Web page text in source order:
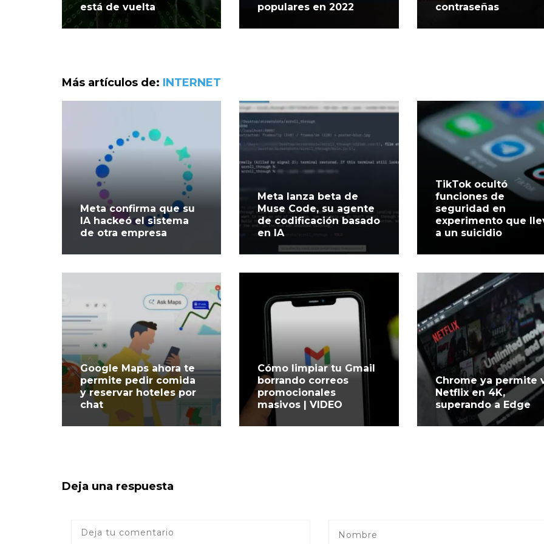
está de vuelta
populares en 2022
contraseñas
Más artículos de: INTERNET
Meta confirma que su
IA hackeó el sistema
de otra empresa
Meta lanza beta de
Muse Code, su agente
de codificación basado
en IA
TikTok ocultó
funciones de
seguridad en
experimento que
a un suicidio
Google Maps ahora te
permite pedir comida
y reservar hoteles por
chat
Cómo limpiar tu Gmail
borrando correos
promocionales
masivos | VIDEO
Chrome ya permite
Netflix en 4K,
superando a Edge
Deja una respuesta